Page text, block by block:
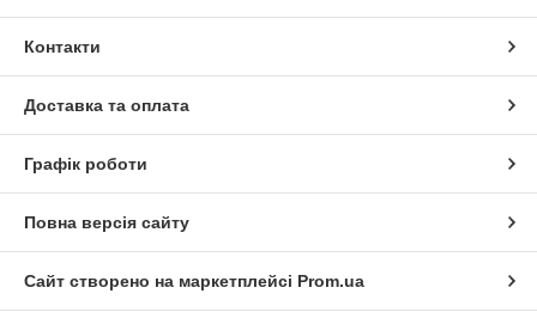
Контакти
Доставка та оплата
Графік роботи
Повна версія сайту
Сайт створено на маркетплейсі Prom.ua